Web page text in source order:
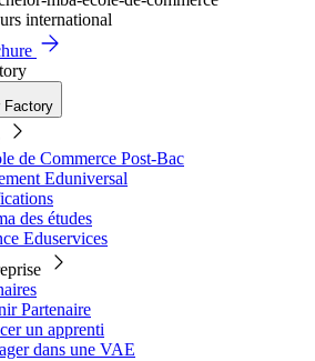
international
Factory
de Commerce Post-Bac
Eduniversal
des études
Eduservices
Partenaire
un apprenti
dans une VAE